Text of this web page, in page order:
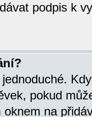
podpis k
pokud
na